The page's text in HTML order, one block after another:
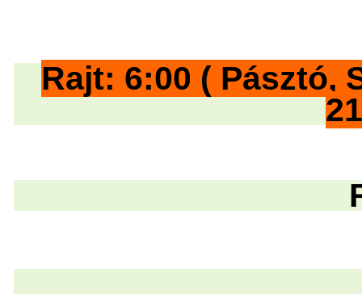
Rajt: 6:00 ( Pásztó,